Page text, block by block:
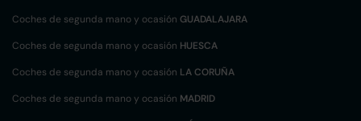
Coches de segunda mano y ocasión GUADALAJARA
Coches de segunda mano y ocasión HUESCA
Coches de segunda mano y ocasión LA CORUÑA
Coches de segunda mano y ocasión MADRID